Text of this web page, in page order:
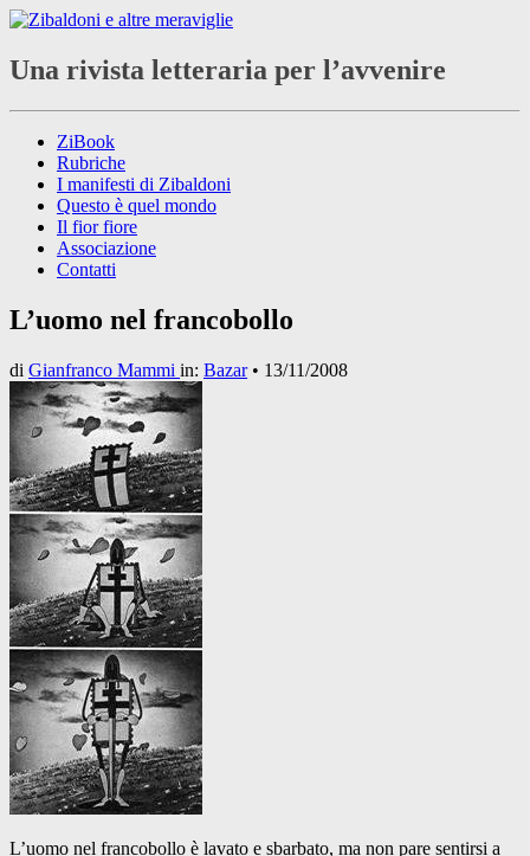
Una rivista letteraria per l’avvenire
ZiBook
Rubriche
I manifesti di Zibaldoni
Questo è quel mondo
Il fior fiore
Associazione
Contatti
L’uomo nel francobollo
di Gianfranco Mammi in: Bazar• 13/11/2008
L’uomo nel francobollo è lavato e sbarbato, ma non pare sentirsi a